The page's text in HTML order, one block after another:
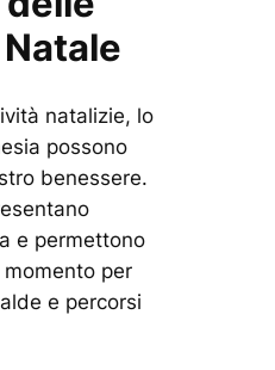
natalizie, lo
possono
benessere.
e permettono
per
e percorsi